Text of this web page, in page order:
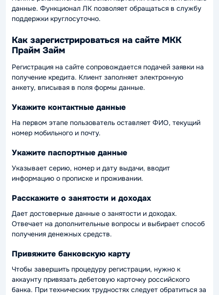
данные. Функционал ЛК позволяет обращаться в службу
поддержки круглосуточно.
Как зарегистрироваться на сайте МКК
Прайм Займ
Регистрация на сайте сопровождается подачей заявки на
получение кредита. Клиент заполняет электронную
анкету, вписывая в поля формы данные.
Укажите контактные данные
На первом этапе пользователь оставляет ФИО, текущий
номер мобильного и почту.
Укажите паспортные данные
Указывает серию, номер и дату выдачи, вводит
информацию о прописке и проживании.
Расскажите о занятости и доходах
Дает достоверные данные о занятости и доходах.
Отвечает на дополнительные вопросы и выбирает способ
получения денежных средств.
Привяжите банковскую карту
Чтобы завершить процедуру регистрации, нужно к
аккаунту привязать дебетовую карточку российского
банка. При технических трудностях следует обратиться за